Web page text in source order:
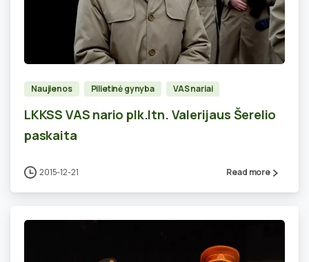
Naujienos Pilietinė gynyba VAS nariai
LKKSS VAS nario plk.ltn. Valerijaus Šerelio
paskaita
2015-12-21 Read more